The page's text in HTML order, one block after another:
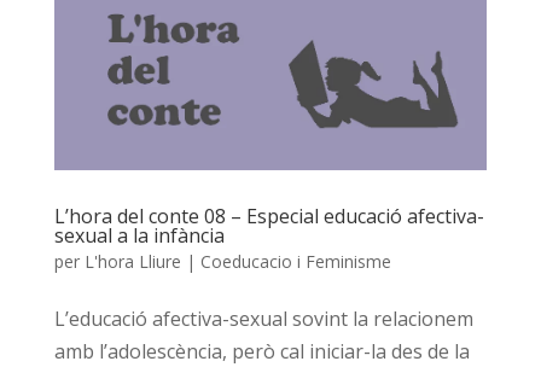
L’hora del conte 08 – Especial educació afectiva-
sexual a la infància
per L'hora Lliure | Coeducacio i Feminisme
L’educació afectiva-sexual sovint la relacionem
amb l’adolescència, però cal iniciar-la des de la